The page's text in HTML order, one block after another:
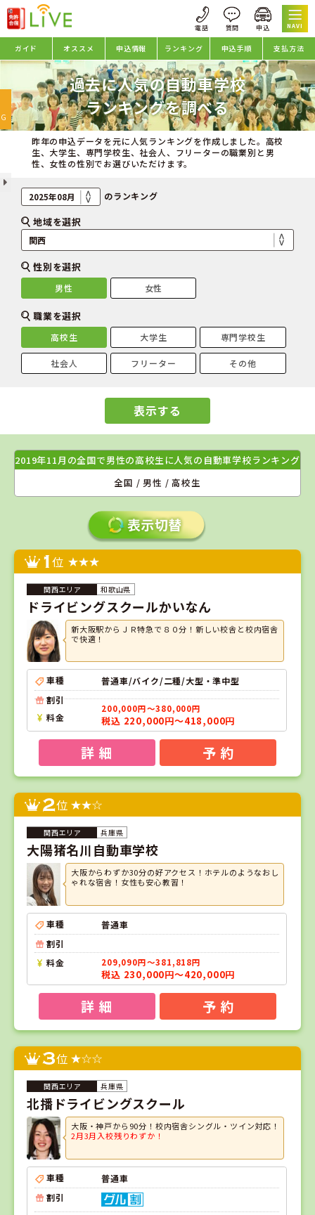
NAVI
ガイド オススメ 申込情報 ランキング 申込手順 支払方法
過去に人気の自動車学校
ランキングを調べる
昨年の申込データを元に人気ランキングを作成しました。高校
生、大学生、専門学校生、社会人、フリーターの職業別と男
性、女性の性別でお選びいただけます。
のランキング
地域を選択
性別を選択
男性 女性
職業を選択
高校生 大学生 専門学校生
社会人 フリーター その他
表示する
2019年11月の全国で男性の高校生に人気の自動車学校ランキング
全国 / 男性 / 高校生
1位
和歌山県
ドライビングスクールかいなん
新大阪駅からＪＲ特急で８０分！新しい校舎と校内宿舎
で快適！
車種
普通車/バイク/二種/大型・準中型
割引
料金
200,000円～380,000円
税込 220,000円～418,000円
詳 細 予 約
2位
兵庫県
大陽猪名川自動車学校
大阪からわずか30分の好アクセス！ホテルのようなおし
ゃれな宿舎！女性も安心教習！
車種
普通車
割引
料金
209,090円～381,818円
税込 230,000円～420,000円
詳 細 予 約
3位
兵庫県
北播ドライビングスクール
大阪・神戸から90分！校内宿舎シングル・ツイン対応！
2月3月入校残りわずか！
車種
普通車
割引